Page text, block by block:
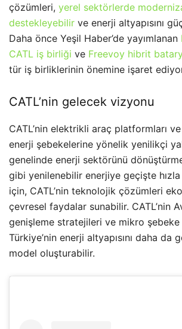
çözümleri, yerel sektörlerde
destekleyebilir ve enerji altyapısını
Daha önce Yeşil Haber’de yayımlanan
CATL iş birliği ve Freevoy hibrit
tür iş birliklerinin önemine işaret
CATL’nin gelecek vizyonu
CATL’nin elektrikli araç platformları ve
enerji şebekelerine yönelik yenilikçi
genelinde enerji sektörünü
gibi yenilenebilir enerjiye geçişte
için, CATL’nin teknolojik çözümleri
çevresel faydalar sunabilir. CATL’nin
genişleme stratejileri ve mikro
Türkiye’nin enerji altyapısını daha da
model oluşturabilir.